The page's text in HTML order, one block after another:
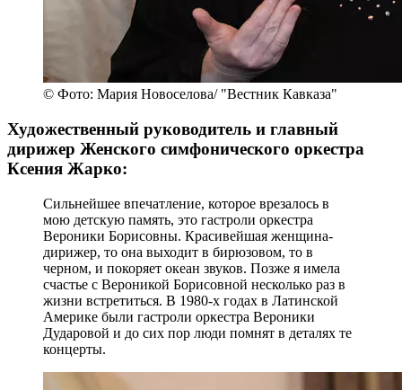
© Фото: Мария Новоселова/ "Вестник Кавказа"
Художественный руководитель и главный
дирижер Женского симфонического оркестра
Ксения Жарко:
Сильнейшее впечатление, которое врезалось в
мою детскую память, это гастроли оркестра
Вероники Борисовны. Красивейшая женщина-
дирижер, то она выходит в бирюзовом, то в
черном, и покоряет океан звуков. Позже я имела
счастье с Вероникой Борисовной несколько раз в
жизни встретиться. В 1980-х годах в Латинской
Америке были гастроли оркестра Вероники
Дударовой и до сих пор люди помнят в деталях те
концерты.